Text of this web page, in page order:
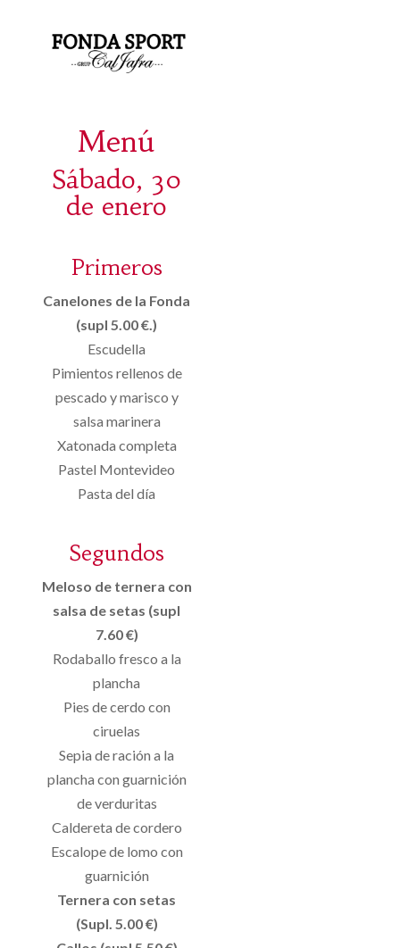
Menú
Sábado, 30
de enero
Primeros
Canelones de la Fonda
(supl 5.00 €.)
Escudella
Pimientos rellenos de
pescado y marisco y
salsa marinera
Xatonada completa
Pastel Montevideo
Pasta del día
Segundos
Meloso de ternera con
salsa de setas (supl
7.60 €)
Rodaballo fresco a la
plancha
Pies de cerdo con
ciruelas
Sepia de ración a la
plancha con guarnición
de verduritas
Caldereta de cordero
Escalope de lomo con
guarnición
Ternera con setas
(Supl. 5.00 €)